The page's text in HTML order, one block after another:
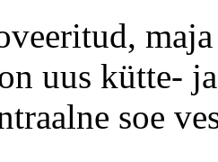
uus kütte-
soe